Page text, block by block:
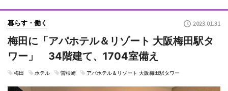
暮らす・働く 2023.01.31
梅田に「アパホテル＆リゾート 大阪梅田駅タ
ワー」 34階建て、1704室備え
梅田 ホテル 曽根崎 アパホテル＆リゾート 大阪梅田駅タワー